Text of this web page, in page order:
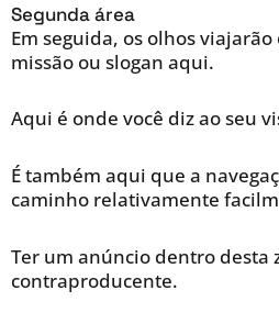
Segunda área
Em seguida, os olhos
missão ou slogan aqui.
Aqui é onde você diz ao seu
É também aqui que a
caminho relativamente
Ter um anúncio dentro desta
contraproducente.